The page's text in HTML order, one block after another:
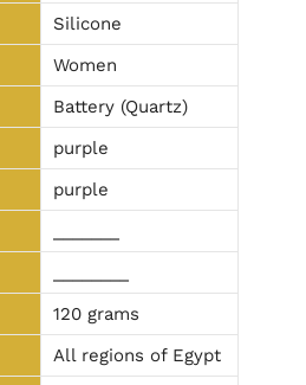
Silicone
Women
Battery (Quartz)
purple
purple
120 grams
All regions of Egypt